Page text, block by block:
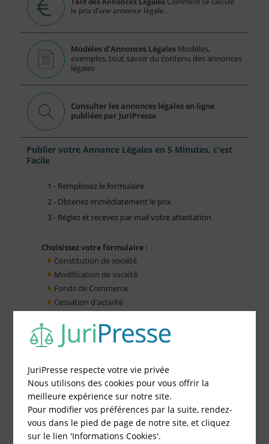
le prix d’une annonce légale...
Modèles d'Annonces Légales Modèles,
exemples, tout savoir du contenu des annonces
légales
Consulter les annonces légales en ligne
publiées par JuriPresse
Publier votre Annonce Légales en 5 Minutes, c'est
Facile
1 - Remplissez le formulaire
2 - Obtenez immédiatement le prix
3 - Réglez et recevez par mail votre attestation
Choisissez votre formulaire :
Constitution de société
Modification de société
Fonds de Commerce
Cessation d'activité
JuriPresse respecte votre vie privée
Nous utilisons des cookies pour vous offrir la
meilleure expérience sur notre site.
Pour modifier vos préférences par la suite, rendez-
vous dans le pied de page de notre site, et cliquez
sur le lien 'Informations Cookies'.